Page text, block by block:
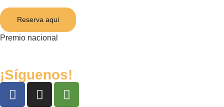
Reserva aqui
Premio nacional
¡Síguenos!